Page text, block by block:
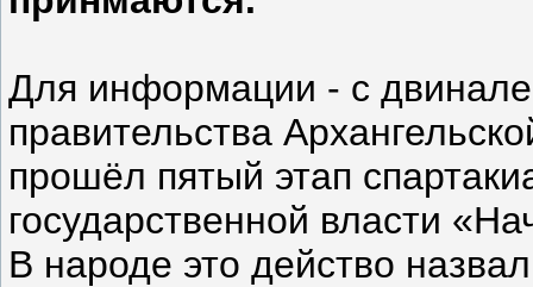
Для информации - с
правительства
прошёл пятый этап
государственной власти
В народе это действо